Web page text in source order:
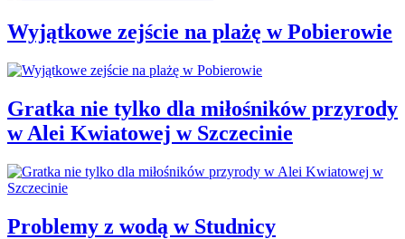
Wyjątkowe zejście na plażę w Pobierowie
Gratka nie tylko dla miłośników przyrody
w Alei Kwiatowej w Szczecinie
Problemy z wodą w Studnicy